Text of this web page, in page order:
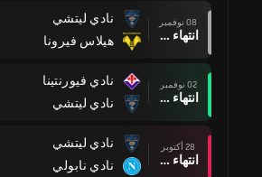
08 نوفمبر
انتهاء وقت المباراة
نادي ليتشي
هيلاس فيرونا
02 نوفمبر
انتهاء وقت المباراة
نادي فيورنتينا
نادي ليتشي
28 أكتوبر
انتهاء وقت المباراة
نادي ليتشي
نادي نابولي